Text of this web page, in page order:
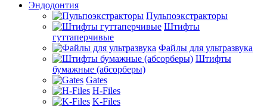
Эндодонтия
Пульпоэкстракторы
Штифты
гуттаперчивые
Файлы для ультразвука
Штифты
бумажные (абсорберы)
Gates
H-Files
K-Files